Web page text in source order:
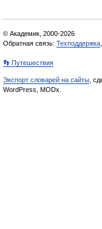
© Академик, 2000-2026
Обратная связь: Техподдержка
👣 Путешествия
Экспорт словарей на сайты ,
WordPress, MODx.